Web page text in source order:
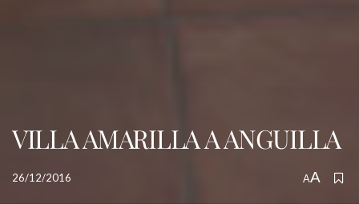
VILLA AMARILLA A ANGUILLA
26/12/2016 AA